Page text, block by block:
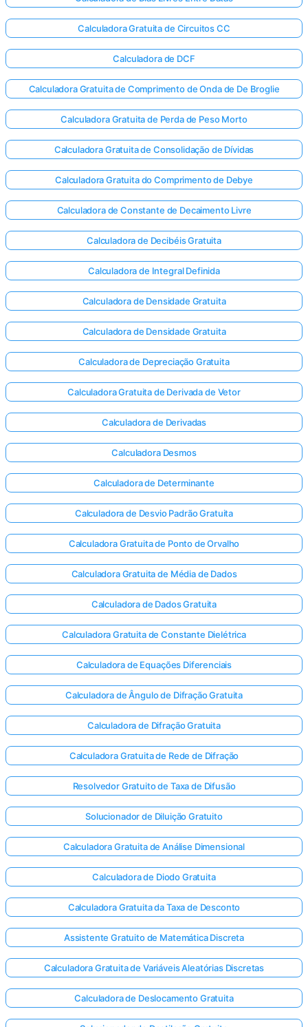
Entre
Calculadora Gratuita de Circuitos CC
Calculadora de DCF
Calculadora Gratuita de Comprimento de Onda de De Broglie
Calculadora Gratuita de Perda de Peso Morto
Calculadora Gratuita de Consolidação de Dívidas
Calculadora Gratuita do Comprimento de Debye
Calculadora de Constante de Decaimento Livre
Calculadora de Decibéis Gratuita
Calculadora de Integral Definida
Calculadora de Densidade Gratuita
Calculadora de Densidade Gratuita
Calculadora de Depreciação Gratuita
Calculadora Gratuita de Derivada de Vetor
Calculadora de Derivadas
Calculadora Desmos
Calculadora de Determinante
Calculadora de Desvio Padrão Gratuita
Calculadora Gratuita de Ponto de Orvalho
Calculadora Gratuita de Média de Dados
Calculadora de Dados Gratuita
Calculadora Gratuita de Constante Dielétrica
Calculadora de Equações Diferenciais
Calculadora de Ângulo de Difração Gratuita
Calculadora de Difração Gratuita
Calculadora Gratuita de Rede de Difração
Resolvedor Gratuito de Taxa de Difusão
Solucionador de Diluição Gratuito
Calculadora Gratuita de Análise Dimensional
Calculadora de Diodo Gratuita
Calculadora Gratuita da Taxa de Desconto
Assistente Gratuito de Matemática Discreta
Calculadora Gratuita de Variáveis Aleatórias Discretas
Calculadora de Deslocamento Gratuita